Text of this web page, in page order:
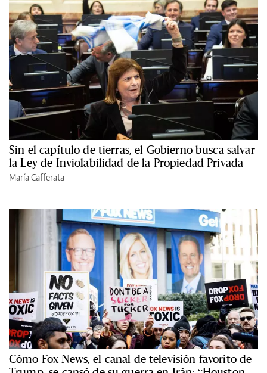
Sin el capítulo de tierras, el Gobierno busca salvar
la Ley de Inviolabilidad de la Propiedad Privada
María Cafferata
Cómo Fox News, el canal de televisión favorito de